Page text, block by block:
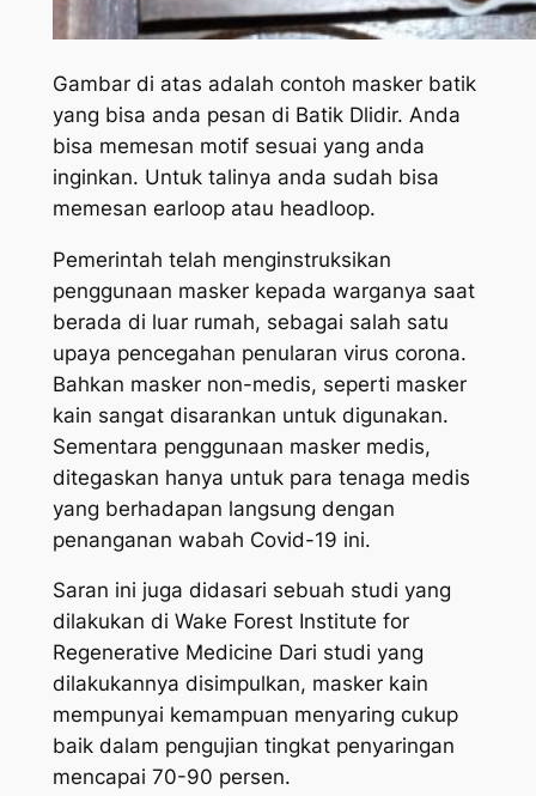
Gambar di atas adalah contoh masker batik
yang bisa anda pesan di Batik Dlidir. Anda
bisa memesan motif sesuai yang anda
inginkan. Untuk talinya anda sudah bisa
memesan earloop atau headloop.
Pemerintah telah menginstruksikan
penggunaan masker kepada warganya saat
berada di luar rumah, sebagai salah satu
upaya pencegahan penularan virus corona.
Bahkan masker non-medis, seperti masker
kain sangat disarankan untuk digunakan.
Sementara penggunaan masker medis,
ditegaskan hanya untuk para tenaga medis
yang berhadapan langsung dengan
penanganan wabah Covid-19 ini.
Saran ini juga didasari sebuah studi yang
dilakukan di Wake Forest Institute for
Regenerative Medicine Dari studi yang
dilakukannya disimpulkan, masker kain
mempunyai kemampuan menyaring cukup
baik dalam pengujian tingkat penyaringan
mencapai 70-90 persen.